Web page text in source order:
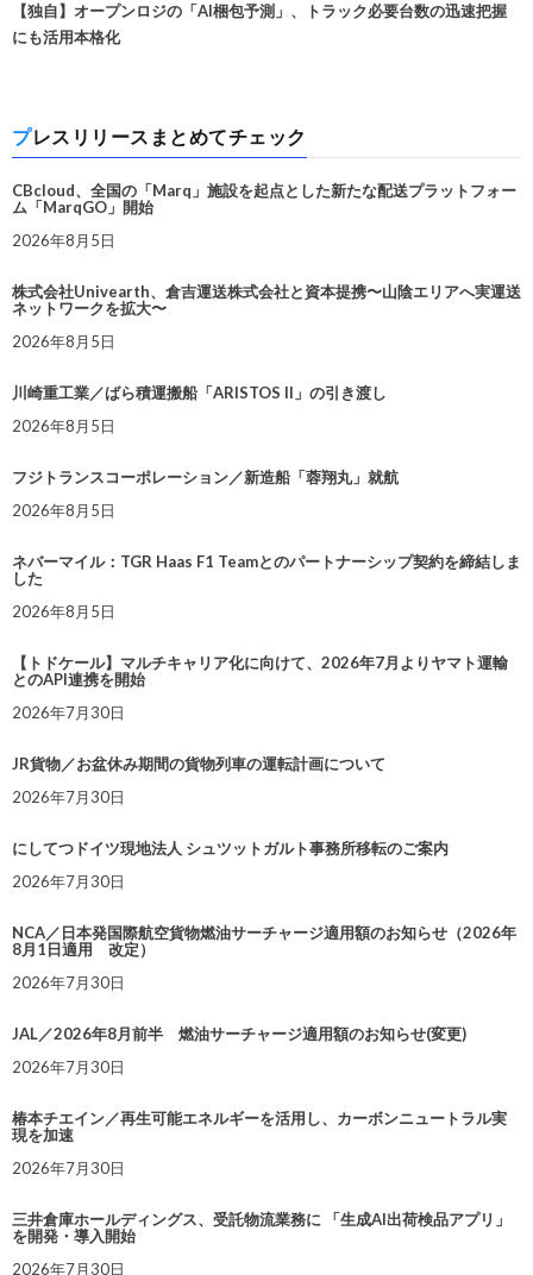
【独自】オープンロジの「AI梱包予測」、トラック必要台数の迅速把握
にも活用本格化
プレスリリースまとめてチェック
CBcloud、全国の「Marq」施設を起点とした新たな配送プラットフォー
ム「MarqGO」開始
2026年8月5日
株式会社Univearth、倉吉運送株式会社と資本提携〜山陰エリアへ実運送
ネットワークを拡大〜
2026年8月5日
川崎重工業／ばら積運搬船「ARISTOS II」の引き渡し
2026年8月5日
フジトランスコーポレーション／新造船「蓉翔丸」就航
2026年8月5日
ネバーマイル：TGR Haas F1 Teamとのパートナーシップ契約を締結しま
した
2026年8月5日
【トドケール】マルチキャリア化に向けて、2026年7月よりヤマト運輸
とのAPI連携を開始
2026年7月30日
JR貨物／お盆休み期間の貨物列車の運転計画について
2026年7月30日
にしてつドイツ現地法人 シュツットガルト事務所移転のご案内
2026年7月30日
NCA／日本発国際航空貨物燃油サーチャージ適用額のお知らせ（2026年
8月1日適用 改定）
2026年7月30日
JAL／2026年8月前半 燃油サーチャージ適用額のお知らせ(変更)
2026年7月30日
椿本チエイン／再生可能エネルギーを活用し、カーボンニュートラル実
現を加速
2026年7月30日
三井倉庫ホールディングス、受託物流業務に 「生成AI出荷検品アプリ」
を開発・導入開始
2026年7月30日